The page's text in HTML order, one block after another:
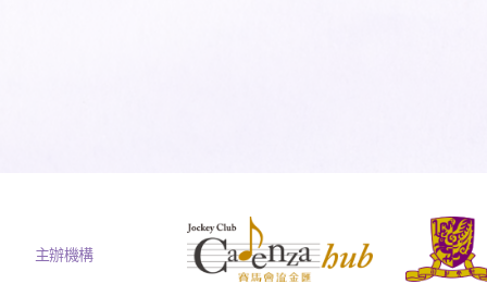
主辦機構